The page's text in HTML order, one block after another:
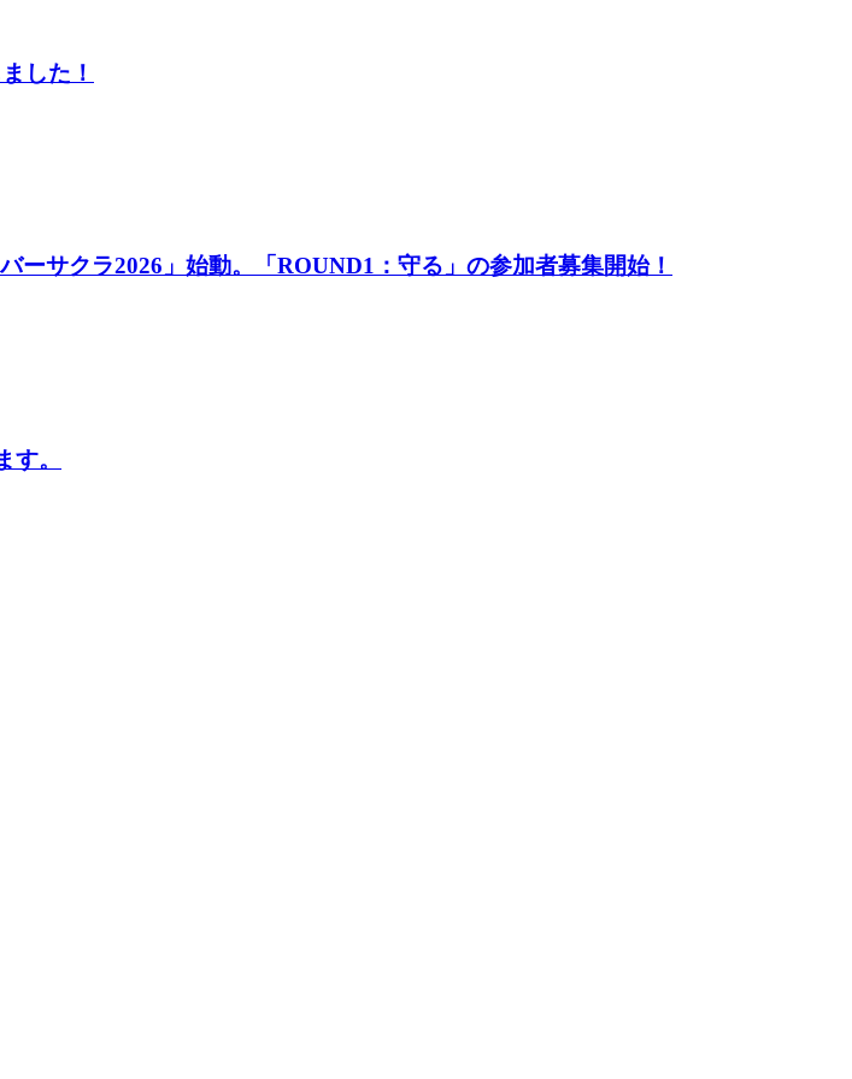
した！
サクラ2026」始動。「ROUND1：守る」の参加者募集開始！
。